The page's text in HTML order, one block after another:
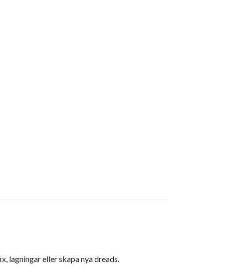
lagningar eller skapa nya dreads.